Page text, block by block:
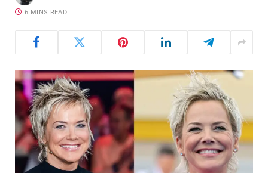
6 MINS READ